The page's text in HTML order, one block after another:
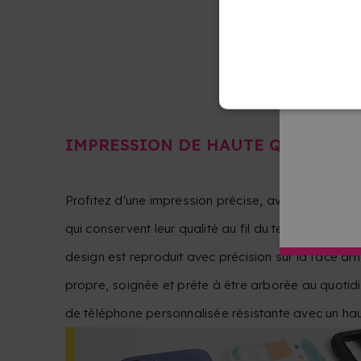
IMPRESSION DE HAUTE QUALITÉ
Profitez d'une impression précise, avec des
qui conservent leur qualité au fil du temps.
design est reproduit avec précision sur la face
propre, soignée et prête à être arborée au
de téléphone personnalisée résistante avec un